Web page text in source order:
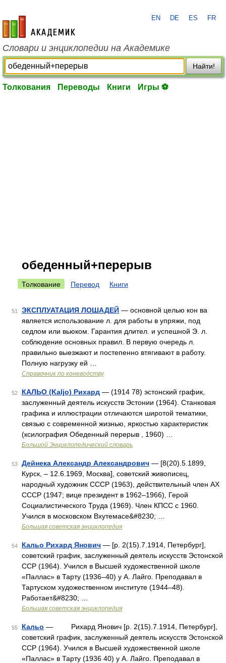
academic.ru
EN DE ES FR
Словари и энциклопедии на Академике
Найти!
Толкования Переводы Книги Игры ⚽
обеденный+перерыв
Толкование Перевод Книги
51 ЭКСПЛУАТАЦИЯ ЛОШАДЕЙ — основной целью кон ва
является использование л. для работы в упряжи, под
седлом или вьюком. Гарантия длител. и успешной Э. л.
соблюдение основных правил. В первую очередь л.
правильно выезжают и постепенно втягивают в работу.
Полную нагрузку ей …
Справочник по коневодству
52 КАЛЬО (Kaljo) Рихард — (1914 78) эстонский график,
заслуженный деятель искусств Эстонии (1964). Станковая
графика и иллюстрации отличаются широтой тематики,
связью с современной жизнью, яркостью характеристик
(ксилография Обеденный перерыв , 1960) …
Большой Энциклопедический словарь
53 Дейнека Александр Александрович — [8(20).5.1899,
Курск, ‒ 12.6.1969, Москва], советский живописец,
народный художник СССР (1963), действительный член АХ
СССР (1947; вице президент в 1962‒1966), Герой
Социалистического Труда (1969). Член КПСС с 1960.
Учился в московском Вхутемасе&#8230; …
Большая советская энциклопедия
54 Кальо Рихард Янович — [р. 2(15).7.1914, Петербург],
советский график, заслуженный деятель искусств Эстонской
ССР (1964). Учился в Высшей художественной школе
«Паллас» в Тарту (1936‒40) у А. Лайго. Преподавал в
Тартуском художественном институте (1944‒48).
Работает&#8230; …
Большая советская энциклопедия
55 Кальо — Рихард Янович [р. 2(15).7.1914, Петербург],
советский график, заслуженный деятель искусств Эстонской
ССР (1964). Учился в Высшей художественной школе
«Паллас» в Тарту (1936 40) у А. Лайго. Преподавал в